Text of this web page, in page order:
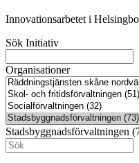
Innovationsarbetet i
Sök Initiativ
Organisationer
Stadsbyggnadsförvaltningen